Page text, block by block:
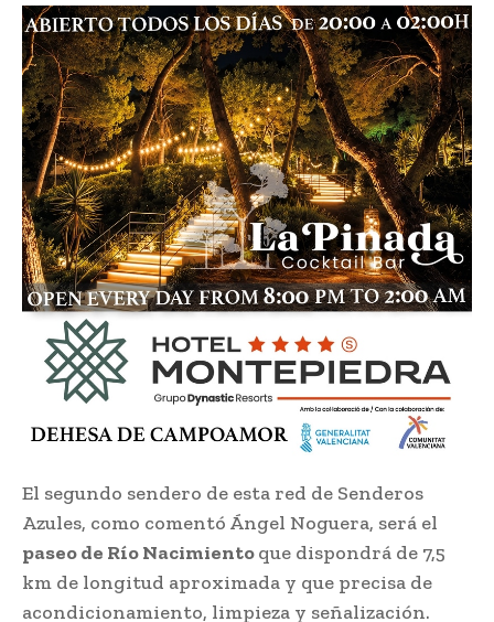
El segundo sendero de esta red de Senderos
Azules, como comentó Ángel Noguera, será el
paseo de Río Nacimientoque dispondrá de 7,5
km de longitud aproximada y que precisa de
acondicionamiento, limpieza y señalización.